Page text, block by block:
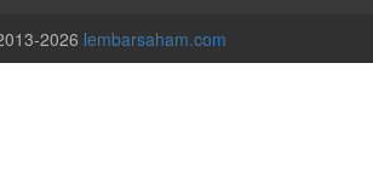
2026 lembarsaham.com